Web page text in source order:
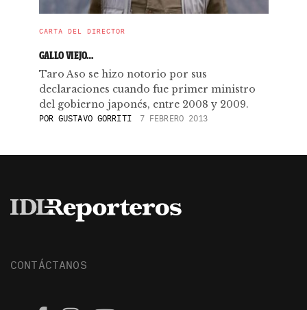
CARTA DEL DIRECTOR
GALLO VIEJO…
Taro Aso se hizo notorio por sus
declaraciones cuando fue primer ministro
del gobierno japonés, entre 2008 y 2009.
POR GUSTAVO GORRITI 7 FEBRERO 2013
CONTÁCTANOS